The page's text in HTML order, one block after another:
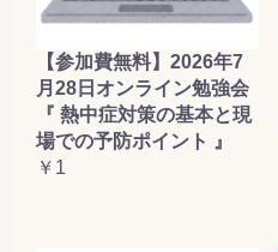
【参加費無料】2026年7
月28日オンライン勉強会
『 熱中症対策の基本と現
場での予防ポイント 』
￥1